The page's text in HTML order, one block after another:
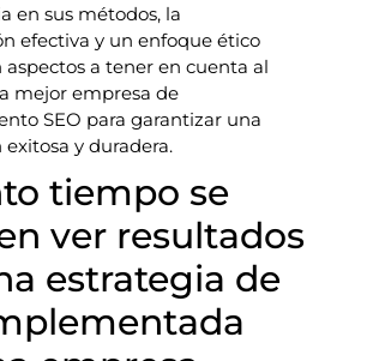
en sus métodos, la
efectiva y un enfoque ético
a tener en cuenta al
mejor empresa de
SEO para garantizar una
y duradera.
tiempo se
ver resultados
estrategia de